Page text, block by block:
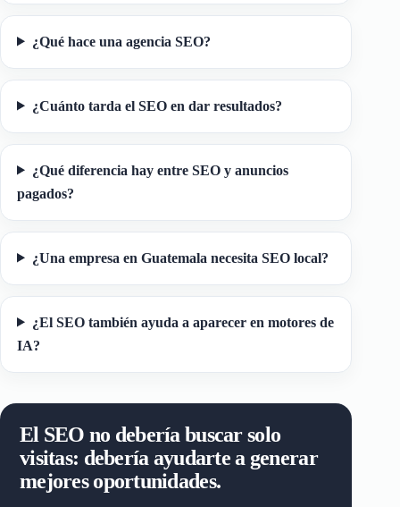
¿Qué hace una agencia SEO?
¿Cuánto tarda el SEO en dar resultados?
¿Qué diferencia hay entre SEO y anuncios
pagados?
¿Una empresa en Guatemala necesita SEO local?
¿El SEO también ayuda a aparecer en motores de
IA?
El SEO no debería buscar solo
visitas: debería ayudarte a generar
mejores oportunidades.